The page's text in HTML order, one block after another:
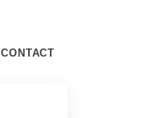
CONTACT